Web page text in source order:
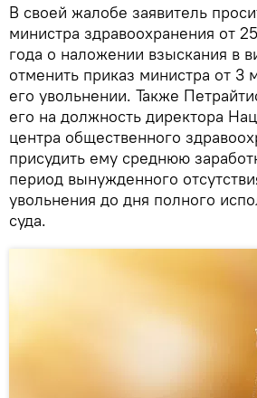
В своей жалобе заявитель
министра здравоохранения от
года о наложении взыскания в
отменить приказ министра от 3
его увольнении. Также
его на должность директора
центра общественного
присудить ему среднюю
период вынужденного
увольнения до дня полного
суда.